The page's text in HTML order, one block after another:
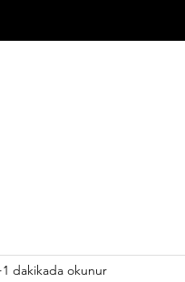
1 dakikada okunur